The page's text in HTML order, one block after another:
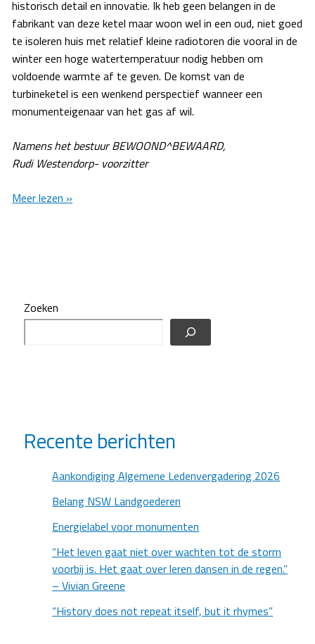
historisch detail en innovatie. Ik heb geen belangen in de
fabrikant van deze ketel maar woon wel in een oud, niet goed
te isoleren huis met relatief kleine radiotoren die vooral in de
winter een hoge watertemperatuur nodig hebben om
voldoende warmte af te geven. De komst van de
turbineketel is een wenkend perspectief wanneer een
monumenteigenaar van het gas af wil.
Namens het bestuur BEWOOND^BEWAARD,
Rudi Westendorp- voorzitter
“History
rhymes”
Meer lezen »
Zoeken
Recente berichten
Aankondiging Algemene Ledenvergadering 2026
Belang NSW Landgoederen
Energielabel voor monumenten
“Het leven gaat niet over wachten tot de storm
voorbij is. Het gaat over leren dansen in de regen.”
– Vivian Greene
“History does not repeat itself, but it rhymes”